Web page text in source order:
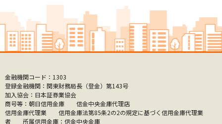
金融機関コード：1303
登録金融機関：関東財務局長（登金）第143号
加入協会：日本証券業協会
商号等：朝日信用金庫 信金中央金庫代理店
信用金庫代理業 信用金庫法第85条2の2の規定に基づく信用金庫代理業
者 所属信用金庫：信金中央金庫